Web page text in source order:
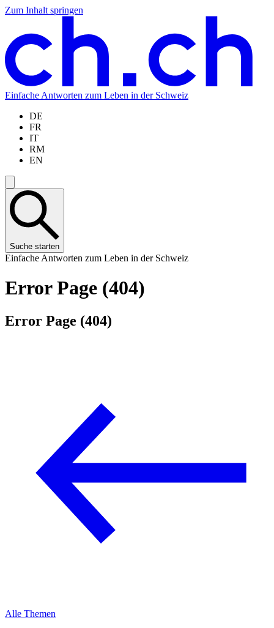
Zum Inhalt springen
Zum
springen
Zur
springen
Zur
springen
Zur
springen
Einfache Antworten zum Leben in der Schweiz
DE
FR
IT
RM
EN
Suche starten
Einfache Antworten zum Leben in der Schweiz
Error Page (404)
Error Page (404)
Alle Themen